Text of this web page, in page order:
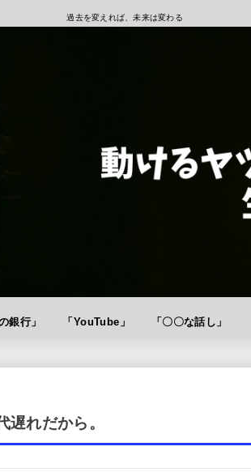
過去を変えれば、未来は変わる
銀行」 「YouTube」 「〇〇な話し」
遅れだから。